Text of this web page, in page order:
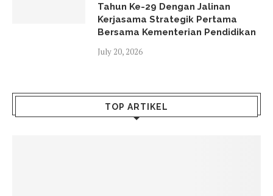
Tahun Ke-29 Dengan Jalinan
Kerjasama Strategik Pertama
Bersama Kementerian Pendidikan
July 20, 2026
TOP ARTIKEL